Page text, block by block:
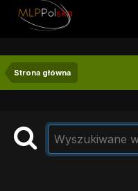
Strona główna